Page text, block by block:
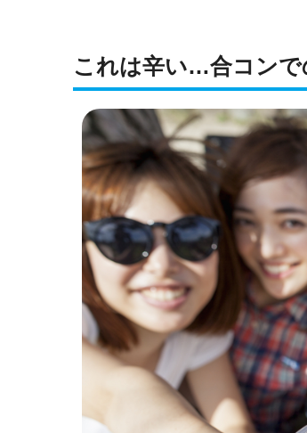
これは辛い…合コンで